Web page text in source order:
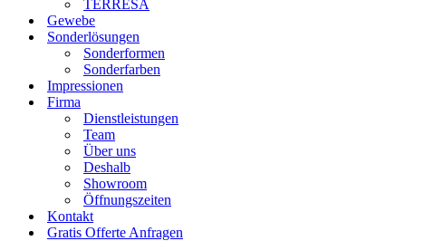
TERRESA
Gewebe
Sonderlösungen
Sonderformen
Sonderfarben
Impressionen
Firma
Dienstleistungen
Team
Über uns
Deshalb
Showroom
Öffnungszeiten
Kontakt
Gratis Offerte Anfragen